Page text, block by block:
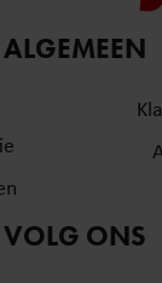
ALGEMEEN
VOLG ONS